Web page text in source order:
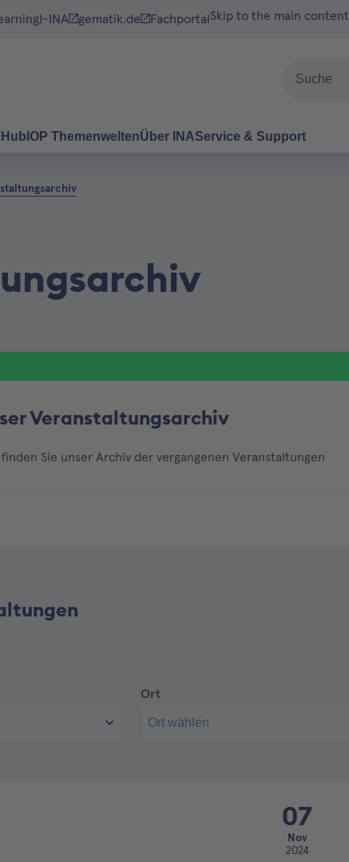
INA gematik.de Fachportal Skip to the main content
Suche
IOP ThemenweltenÜber INAService & Support
Veranstaltungsarchiv
finden Sie unser Archiv der vergangenen Veranstaltungen
Ort
07
Nov
2024